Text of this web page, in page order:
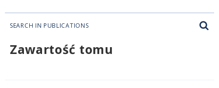
SEARCH IN PUBLICATIONS
Zawartość tomu